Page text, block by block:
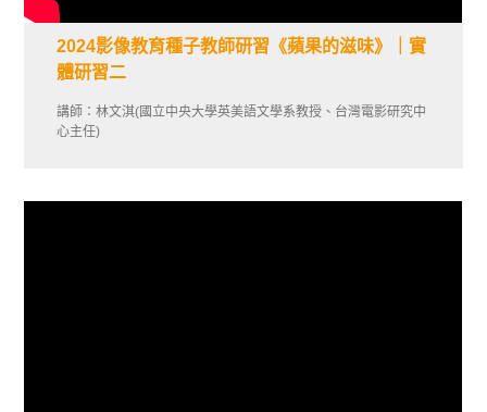
2024影像教育種子教師研習《蘋果的滋味》｜實
體研習二
講師：林文淇(國立中央大學英美語文學系教授、台灣電影研究中
心主任)